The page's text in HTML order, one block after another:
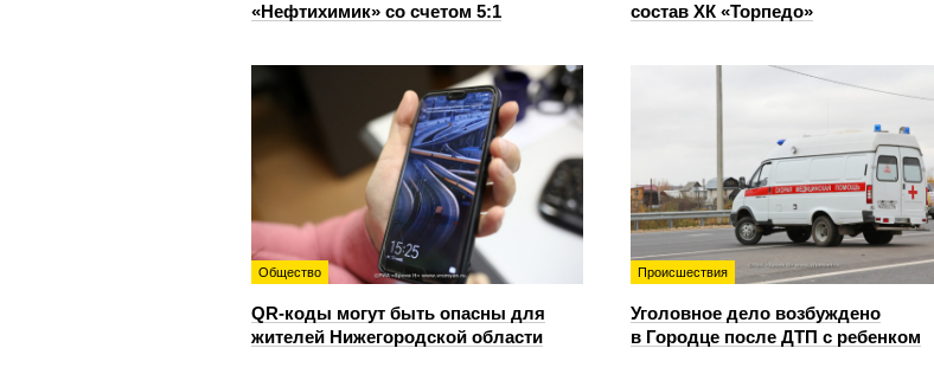
«Нефтихимик» со счетом 5:1
состав ХК «Торпедо»
Общество
QR-коды могут быть опасны для
жителей Нижегородской области
Происшествия
Уголовное дело возбуждено
в Городце после ДТП с ребенком